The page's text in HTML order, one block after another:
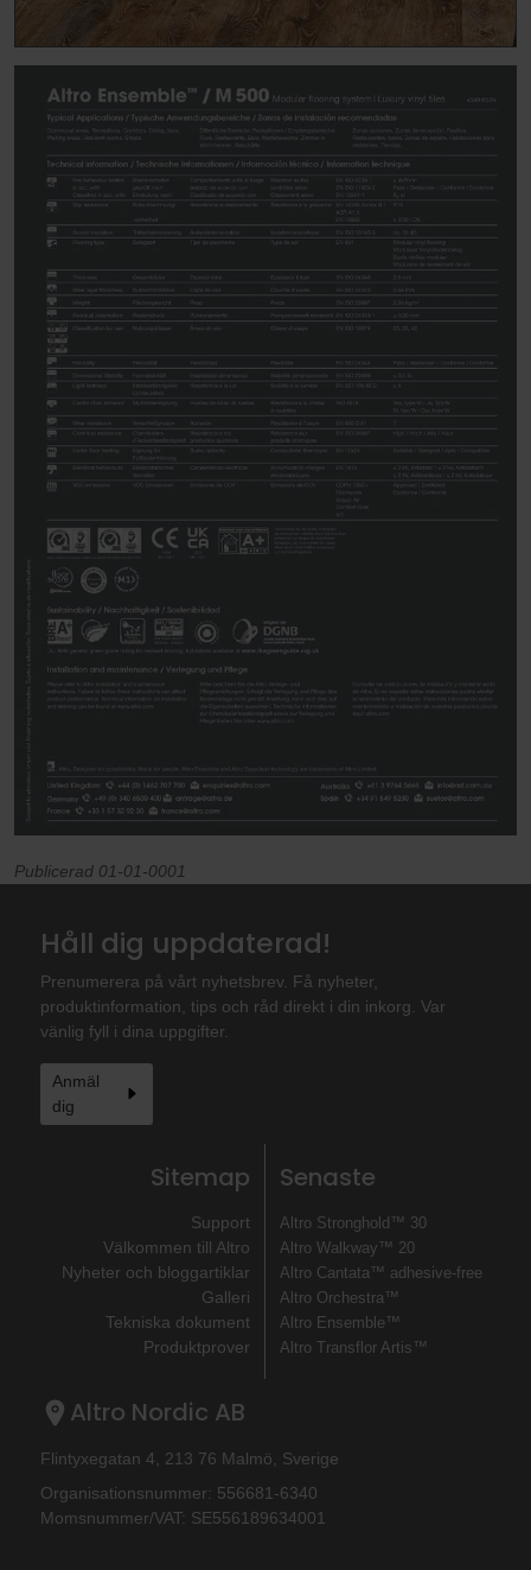
Publicerad 01-01-0001
Håll dig uppdaterad!
Prenumerera på vårt nyhetsbrev. Få nyheter,
produktinformation, tips och råd direkt i din inkorg. Var
vänlig fyll i dina uppgifter.
Anmäl
dig
Sitemap
Support
Välkommen till Altro
Nyheter och bloggartiklar
Galleri
Tekniska dokument
Produktprover
Senaste
Altro Stronghold™ 30
Altro Walkway™ 20
Altro Cantata™ adhesive‐free
Altro Orchestra™
Altro Ensemble™
Altro Transflor Artis™
Altro Nordic AB
Flintyxegatan 4, 213 76 Malmö, Sverige
Organisationsnummer: 556681-6340
Momsnummer/VAT: SE556189634001